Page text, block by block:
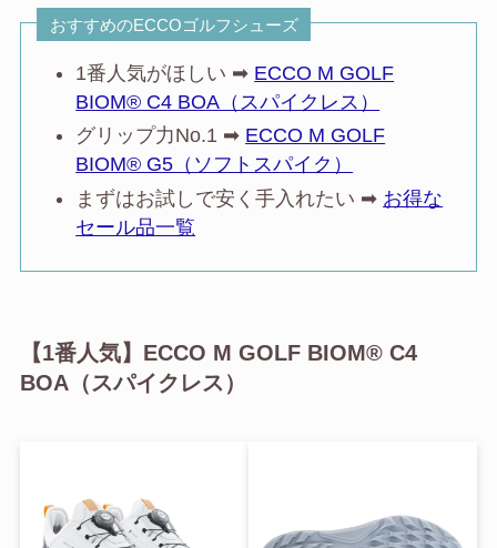
おすすめのECCOゴルフシューズ
1番人気がほしい ➡︎ ECCO M GOLF
BIOM® C4 BOA（スパイクレス）
グリップ力No.1 ➡︎ ECCO M GOLF
BIOM® G5（ソフトスパイク）
まずはお試しで安く手入れたい ➡︎ お得な
セール品一覧
【1番人気】ECCO M GOLF BIOM® C4
BOA（スパイクレス）